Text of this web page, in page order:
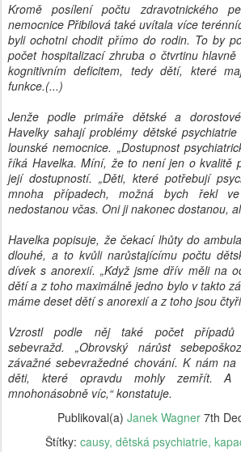
Kromě posílení počtu zdravotnického
nemocnice Přibilová také uvítala více
byli ochotni chodit přímo do rodin. To by
počet hospitalizací zhruba o čtvrtinu
kognitivním deficitem, tedy dětí, které
funkce.(...)
Jenže podle primáře dětské a
Havelky sahají problémy dětské
lounské nemocnice. „Dostupnost
říká Havelka. Míní, že to není jen o kvalitě
její dostupností. „Děti, které potřebují
mnoha případech, možná bych řekl
nedostanou včas. Oni ji nakonec dostanou,
Havelka popisuje, že čekací lhůty do
dlouhé, a to kvůli narůstajícímu počtu
dívek s anorexií. „Když jsme dřív měli na
dětí a z toho maximálně jedno bylo v takto
máme deset dětí s anorexií a z toho jsou
Vzrostl podle něj také počet případů
sebevražd. „Obrovský nárůst
závažné sebevražedné chování. K nám
děti, které opravdu mohly zemřít.
mnohonásobně víc,“ konstatuje.
Publikoval(a) Janek Wagner 7th
Štítky: causy dětská psychiatrie